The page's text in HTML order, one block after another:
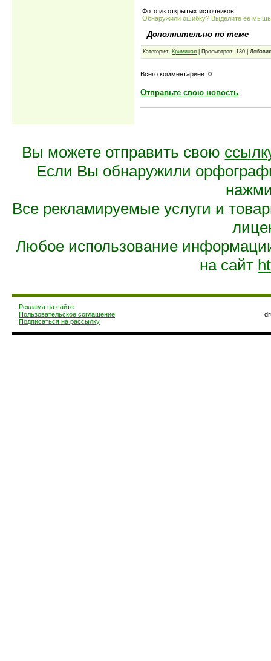
Фото из открытых источников
Обнаружили ошибку? Выделите ее
Дополнительно по теме
Категория: Криминал | Просмотров: 130 |
Всего комментариев: 0
Отправьте свою новость
Вы можете отправить свою
Если Вы обнаружили
Все рекламируемые услуги и
Любое использование
на сайт
Реклама на сайте
Пользовательское соглашение
Подписаться на рассылку